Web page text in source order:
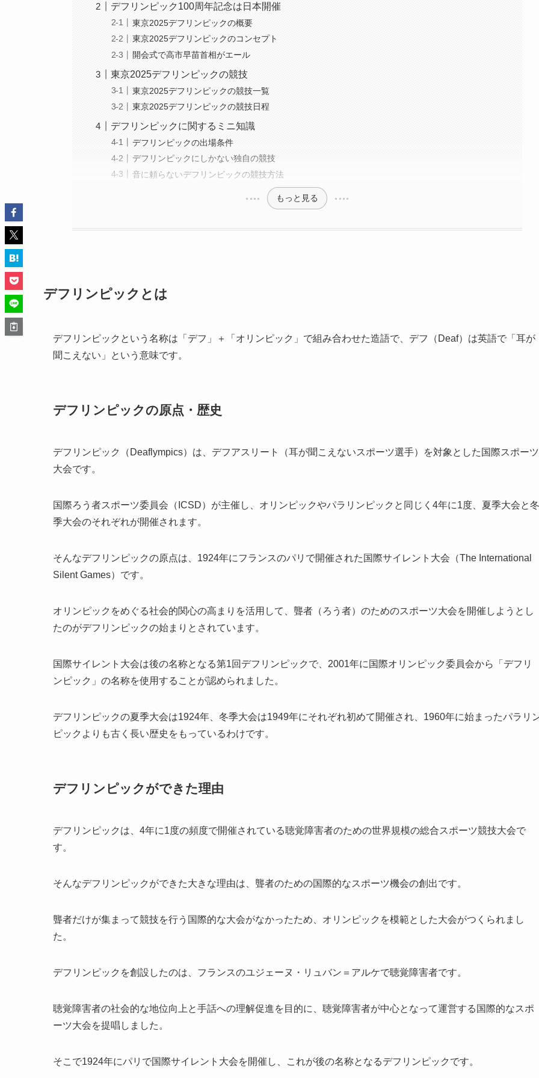
デフリンピック100周年記念は日本開催
東京2025デフリンピックの概要
東京2025デフリンピックのコンセプト
開会式で高市早苗首相がエール
東京2025デフリンピックの競技
東京2025デフリンピックの競技一覧
東京2025デフリンピックの競技日程
デフリンピックに関するミニ知識
デフリンピックの出場条件
デフリンピックにしかない独自の競技
音に頼らないデフリンピックの競技方法
もっと見る
デフリンピックとは
デフリンピックという名称は「デフ」＋「オリンピック」で組み合わせた造語で、デフ（Deaf）は英語で「耳が
聞こえない」という意味です。
デフリンピックの原点・歴史
デフリンピック（Deaflympics）は、デフアスリート（耳が聞こえないスポーツ選手）を対象とした国際スポーツ
大会です。
国際ろう者スポーツ委員会（ICSD）が主催し、オリンピックやパラリンピックと同じく4年に1度、夏季大会と冬
季大会のそれぞれが開催されます。
そんなデフリンピックの原点は、1924年にフランスのパリで開催された国際サイレント大会（The International
Silent Games）です。
オリンピックをめぐる社会的関心の高まりを活用して、聾者（ろう者）のためのスポーツ大会を開催しようとし
たのがデフリンピックの始まりとされています。
国際サイレント大会は後の名称となる第1回デフリンピックで、2001年に国際オリンピック委員会から「デフリ
ンピック」の名称を使用することが認められました。
デフリンピックの夏季大会は1924年、冬季大会は1949年にそれぞれ初めて開催され、1960年に始まったパラリ
ピックよりも古く長い歴史をもっているわけです。
デフリンピックができた理由
デフリンピックは、4年に1度の頻度で開催されている聴覚障害者のための世界規模の総合スポーツ競技大会で
す。
そんなデフリンピックができた大きな理由は、聾者のための国際的なスポーツ機会の創出です。
聾者だけが集まって競技を行う国際的な大会がなかったため、オリンピックを模範とした大会がつくられまし
た。
デフリンピックを創設したのは、フランスのユジェーヌ・リュバン＝アルケで聴覚障害者です。
聴覚障害者の社会的な地位向上と手話への理解促進を目的に、聴覚障害者が中心となって運営する国際的なスポ
ーツ大会を提唱しました。
そこで1924年にパリで国際サイレント大会を開催し、これが後の名称となるデフリンピックです。